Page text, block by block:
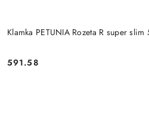
Klamka PETUNIA Rozeta R super
Cena:
591.58